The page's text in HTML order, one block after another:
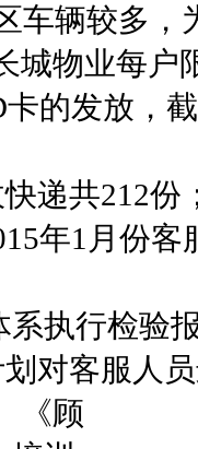
车辆较多
城物业每户
的发放，
递共212份
年1月份
执行检验
对客服人
》、《顾